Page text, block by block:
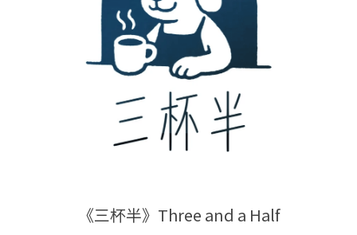
《三杯半》Three and a Half